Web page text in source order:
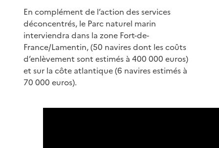
En complément de l’action des services
déconcentrés, le Parc naturel marin
interviendra dans la zone Fort-de-
France/Lamentin, (50 navires dont les coûts
d’enlèvement sont estimés à 400 000 euros)
et sur la côte atlantique (6 navires estimés à
70 000 euros).